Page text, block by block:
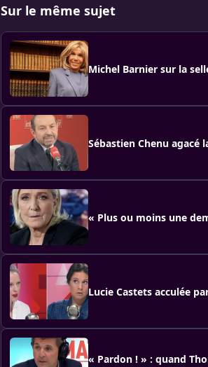
Sur le même sujet
Michel Barnier sur la
Sébastien Chenu agacé
« Plus ou moins une
Lucie Castets acculée
« Pardon ! » : quand